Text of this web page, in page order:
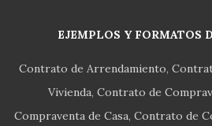
EJEMPLOS Y FORMATOS
Contrato de Arrendamiento
Vivienda Contrato de
Compraventa de Casa Contrato de